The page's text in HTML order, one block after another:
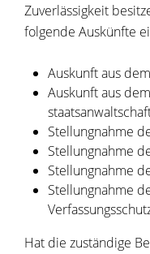
Zuverlässigkeit
folgende Auskünfte
Auskunft aus
Auskunft aus
Stellungnahme
Stellungnahme
Stellungnahme
Stellungnahme
Hat die zuständige